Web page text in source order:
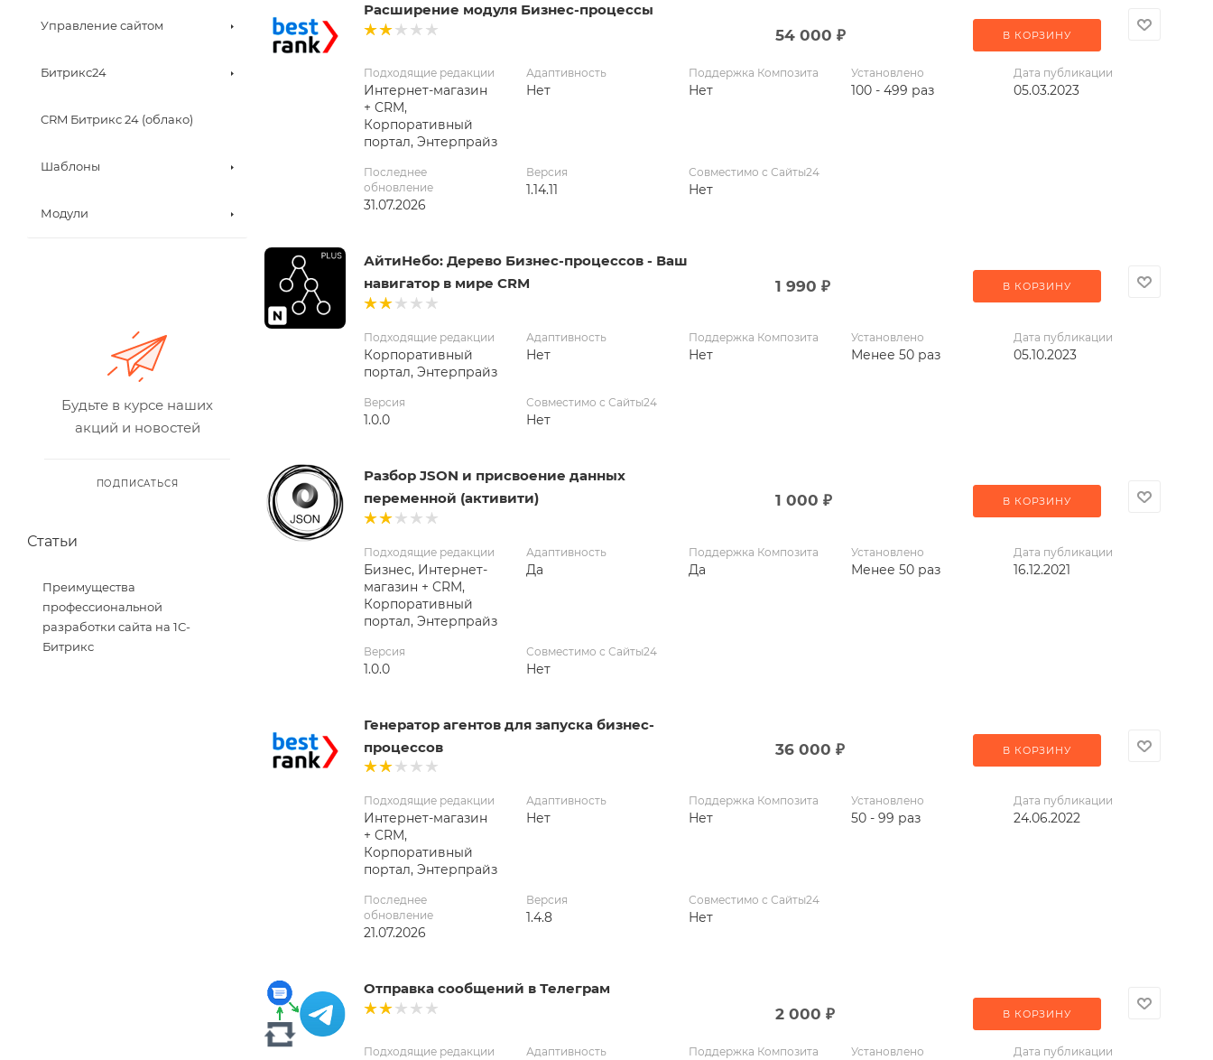
Расширение модуля Бизнес-процессы
54 000 ₽ В КОРЗИНУ
Подходящие редакции
Интернет-магазин
+ CRM,
Корпоративный
портал, Энтерпрайз
Адаптивность
Нет
Поддержка Композита
Нет
Установлено
100 - 499 раз
Дата публикации
05.03.2023
Последнее
обновление
31.07.2026
Версия
1.14.11
Совместимо с Сайты24
Нет
АйтиНебо: Дерево Бизнес-процессов - Ваш
навигатор в мире CRM
1 990 ₽ В КОРЗИНУ
Подходящие редакции
Корпоративный
портал, Энтерпрайз
Адаптивность
Нет
Поддержка Композита
Нет
Установлено
Менее 50 раз
Дата публикации
05.10.2023
Версия
1.0.0
Совместимо с Сайты24
Нет
Разбор JSON и присвоение данных
переменной (активити)
1 000 ₽ В КОРЗИНУ
Подходящие редакции
Бизнес, Интернет-
магазин + CRM,
Корпоративный
портал, Энтерпрайз
Адаптивность
Да
Поддержка Композита
Да
Установлено
Менее 50 раз
Дата публикации
16.12.2021
Версия
1.0.0
Совместимо с Сайты24
Нет
Генератор агентов для запуска бизнес-
процессов
36 000 ₽ В КОРЗИНУ
Подходящие редакции
Интернет-магазин
+ CRM,
Корпоративный
портал, Энтерпрайз
Адаптивность
Нет
Поддержка Композита
Нет
Установлено
50 - 99 раз
Дата публикации
24.06.2022
Последнее
обновление
21.07.2026
Версия
1.4.8
Совместимо с Сайты24
Нет
Отправка сообщений в Телеграм
2 000 ₽ В КОРЗИНУ
Подходящие редакции Адаптивность Поддержка Композита Установлено Дата публикации
Управление сайтом
Битрикс24
CRM Битрикс 24 (облако)
Шаблоны
Модули
Будьте в курсе наших
акций и новостей
ПОДПИСАТЬСЯ
Статьи
Преимущества
профессиональной
разработки сайта на 1С-
Битрикс